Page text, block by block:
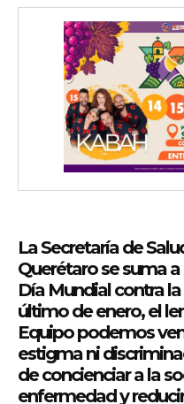
La Secretaría de
Querétaro se suma
Día Mundial contra
último de enero, el
Equipo podemos
estigma ni
de concienciar a la
enfermedad y